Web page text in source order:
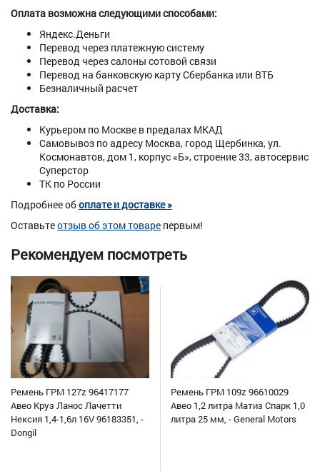
Оплата возможна следующими способами:
Яндекс.Деньги
Перевод через платежную систему
Перевод через салоны сотовой связи
Перевод на банковскую карту Сбербанка или ВТБ
Безналичный расчет
Доставка:
Курьером по Москве в предалах МКАД
Самовывоз по адресу Москва, город Щербинка, ул.
Космонавтов, дом 1, корпус «Б», строение 33, автосервис
Суперстор
ТК по России
Подробнее обоплате и доставке »
Оставьтеотзыв об этом товаре первым!
Рекомендуем посмотреть
Ремень ГРМ 127z 96417177
Авео Круз Ланос Лачетти
Нексия 1,4-1,6л 16V 96183351, -
Dongil
Ремень ГРМ 109z 96610029
Авео 1,2 литра Матиз Спарк 1,0
литра 25 мм, - General Motors